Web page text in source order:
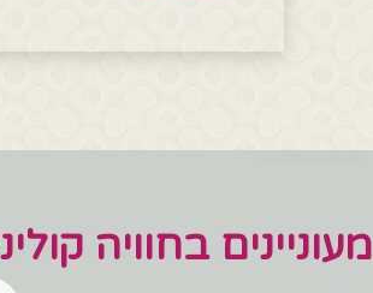
מעוניינים בחוויה